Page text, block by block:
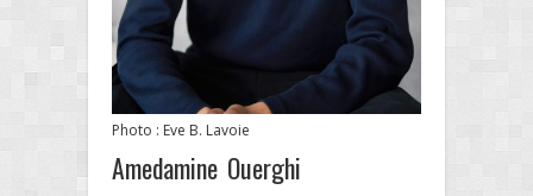
Photo : Eve B. Lavoie
Amedamine Ouerghi